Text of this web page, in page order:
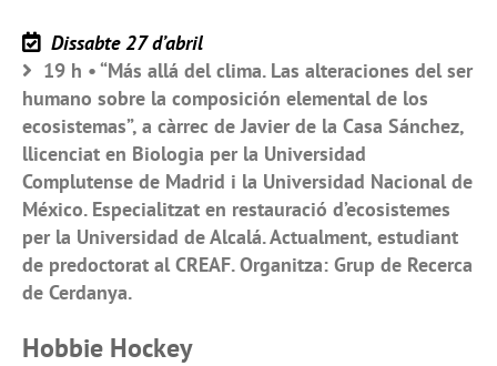
Dissabte 27 d’abril
19 h • “Más allá del clima. Las alteraciones del ser
humano sobre la composición elemental de los
ecosistemas”, a càrrec de Javier de la Casa Sánchez,
llicenciat en Biologia per la Universidad
Complutense de Madrid i la Universidad Nacional de
México. Especialitzat en restauració d’ecosistemes
per la Universidad de Alcalá. Actualment, estudiant
de predoctorat al CREAF. Organitza: Grup de Recerca
de Cerdanya.
Hobbie Hockey